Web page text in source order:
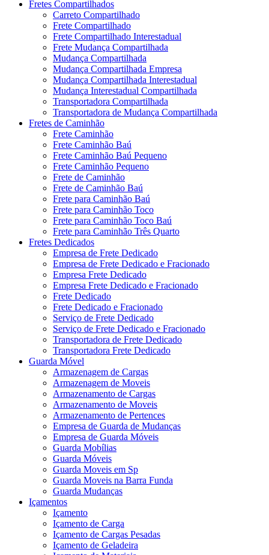
Fretes Compartilhados
Carreto Compartilhado
Frete Compartilhado
Frete Compartilhado Interestadual
Frete Mudança Compartilhada
Mudança Compartilhada
Mudança Compartilhada Empresa
Mudança Compartilhada Interestadual
Mudança Interestadual Compartilhada
Transportadora Compartilhada
Transportadora de Mudança Compartilhada
Fretes de Caminhão
Frete Caminhão
Frete Caminhão Baú
Frete Caminhão Baú Pequeno
Frete Caminhão Pequeno
Frete de Caminhão
Frete de Caminhão Baú
Frete para Caminhão Baú
Frete para Caminhão Toco
Frete para Caminhão Toco Baú
Frete para Caminhão Três Quarto
Fretes Dedicados
Empresa de Frete Dedicado
Empresa de Frete Dedicado e Fracionado
Empresa Frete Dedicado
Empresa Frete Dedicado e Fracionado
Frete Dedicado
Frete Dedicado e Fracionado
Serviço de Frete Dedicado
Serviço de Frete Dedicado e Fracionado
Transportadora de Frete Dedicado
Transportadora Frete Dedicado
Guarda Móvel
Armazenagem de Cargas
Armazenagem de Moveis
Armazenamento de Cargas
Armazenamento de Moveis
Armazenamento de Pertences
Empresa de Guarda de Mudanças
Empresa de Guarda Móveis
Guarda Mobílias
Guarda Móveis
Guarda Moveis em Sp
Guarda Moveis na Barra Funda
Guarda Mudanças
Içamentos
Içamento
Içamento de Carga
Içamento de Cargas Pesadas
Içamento de Geladeira